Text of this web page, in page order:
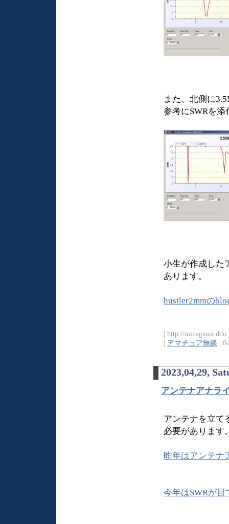
また、北側に
参考にSWRを添
小生が作成した
あります。
hustler2mmの
| http://
| アマチュア無線 |
2023,04,29,
アンテナアナラ
アンテナを立て
必要があります
昨年はアンテナ
今年はSWRが